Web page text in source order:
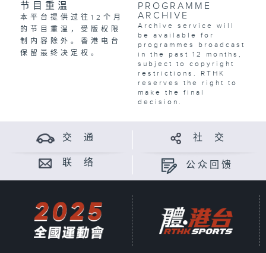
节目重温
本平台提供过往12个月
的节目重温，受版权限
制内容除外。香港电台
保留最终决定权。
PROGRAMME
ARCHIVE
Archive service will
be available for
programmes broadcast
in the past 12 months,
subject to copyright
restrictions. RTHK
reserves the right to
make the final
decision.
交 通 社 交
联 络 公众回馈